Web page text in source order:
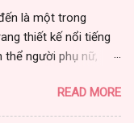
là một trong
thiết kế nổi tiếng
thể người phụ nữ,
thời trang Luxy
chất lượng và sự đa
READ MORE